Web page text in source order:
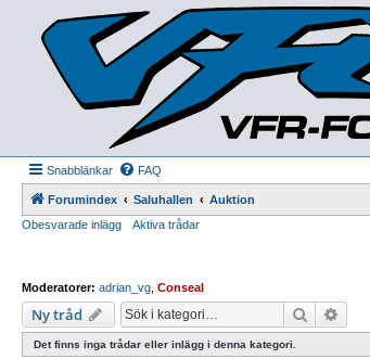
Snabblänkar FAQ
Forumindex Saluhallen
Auktion
Obesvarade inlägg
Aktiva trådar
Moderatorer: adrian_vg Conseal
Ny tråd Sök
Det finns inga trådar eller inlägg i denna kategori.